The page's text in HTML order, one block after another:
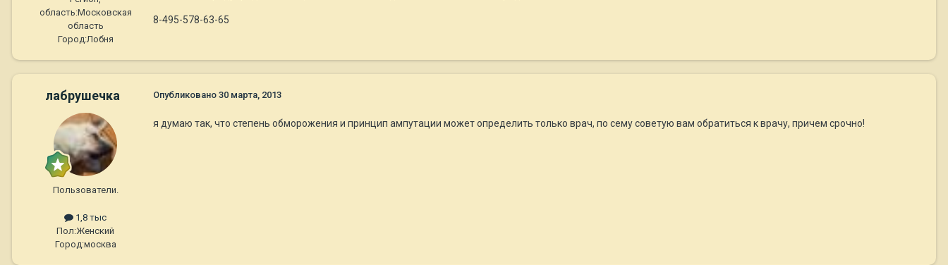
область:Московская
область
Город:Лобня
8-495-578-63-65
лабрушечка
Пользователи.
1,8 тыс
Пол:Женский
Город:москва
Опубликовано 30 марта, 2013
я думаю так, что степень обморожения и принцип ампутации может определить только врач, по сему советую вам обратиться к врачу, причем срочно!